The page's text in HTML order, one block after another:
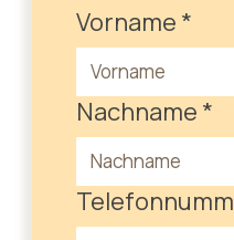
Vorname *
Nachname *